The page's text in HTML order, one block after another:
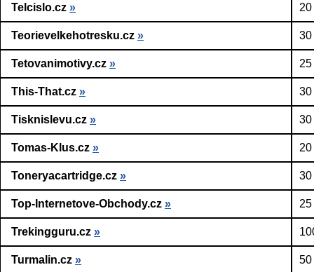
Telcislo.cz »
Teorievelkehotresku.cz » 30
Tetovanimotivy.cz »
This-That.cz » 30
Tisknislevu.cz » 30
Tomas-Klus.cz »
Toneryacartridge.cz » 30
Top-Internetove-Obchody.cz »
Trekingguru.cz »
Turmalin.cz » 50